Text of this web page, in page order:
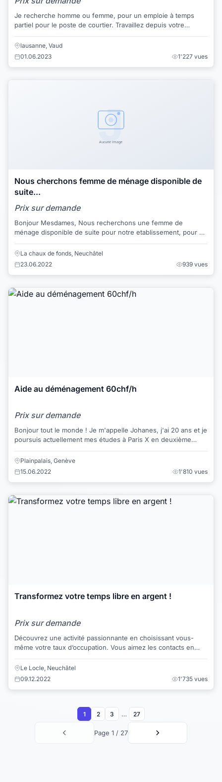
Je recherche homme ou femme, pour un emploie à temps
partiel pour le poste de courtier. Travaillez depuis votre
lausanne, Vaud
01.06.2023
1'227 vues
Nous cherchons femme de ménage disponible de
suite...
Prix sur demande
Bonjour Mesdames, Nous recherchons une femme de
ménage disponible de suite pour notre etablissement, pour 8h
La chaux de fonds, Neuchâtel
23.06.2022
939 vues
Aide au déménagement 60chf/h
Prix sur demande
Bonjour tout le monde ! Je m'appelle Johanes, j'ai 20 ans et je
poursuis actuellement mes études à Paris X en deuxième
année de licence d'économie-...
Plainpalais, Genève
15.06.2022
1'810 vues
Transformez votre temps libre en argent !
Prix sur demande
Découvrez une activité passionnante en choisissant vous-
même votre taux d’occupation. Vous aimez les contacts en
Le Locle, Neuchâtel
09.12.2022
1'735 vues
Page 1 / 27
1 2 3 … 27